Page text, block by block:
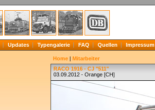
Updates Typengalerie FAQ Quellen Impressum
Home | Mitarbeiter
RACO 1916 - CJ "511"
03.09.2012 - Orange [CH]